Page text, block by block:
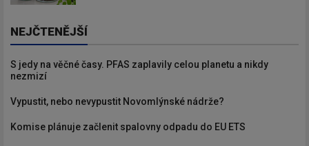
NEJČTENĚJŠÍ
S jedy na věčné časy. PFAS zaplavily celou planetu a nikdy
nezmizí
Vypustit, nebo nevypustit Novomlýnské nádrže?
Komise plánuje začlenit spalovny odpadu do EU ETS